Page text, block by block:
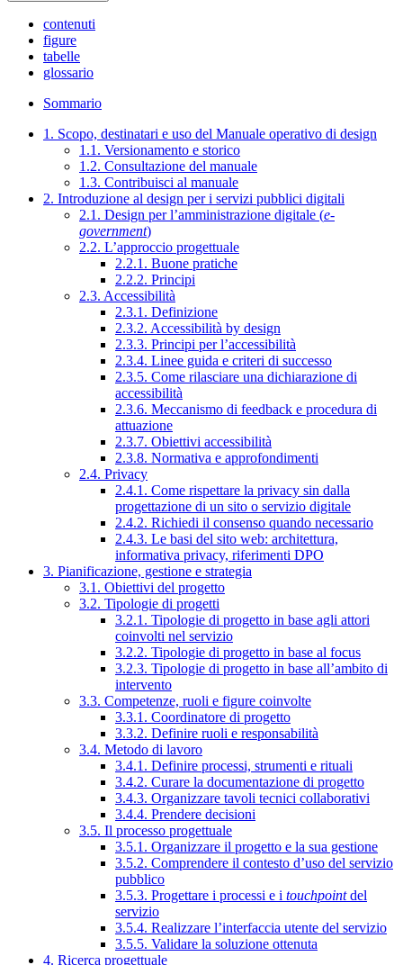
contenuti
figure
tabelle
glossario
Sommario
1. Scopo, destinatari e uso del Manuale operativo di design
1.1. Versionamento e storico
1.2. Consultazione del manuale
1.3. Contribuisci al manuale
2. Introduzione al design per i servizi pubblici digitali
2.1. Design per l’amministrazione digitale (e-
government)
2.2. L’approccio progettuale
2.2.1. Buone pratiche
2.2.2. Principi
2.3. Accessibilità
2.3.1. Definizione
2.3.2. Accessibilità by design
2.3.3. Principi per l’accessibilità
2.3.4. Linee guida e criteri di successo
2.3.5. Come rilasciare una dichiarazione di
accessibilità
2.3.6. Meccanismo di feedback e procedura di
attuazione
2.3.7. Obiettivi accessibilità
2.3.8. Normativa e approfondimenti
2.4. Privacy
2.4.1. Come rispettare la privacy sin dalla
progettazione di un sito o servizio digitale
2.4.2. Richiedi il consenso quando necessario
2.4.3. Le basi del sito web: architettura,
informativa privacy, riferimenti DPO
3. Pianificazione, gestione e strategia
3.1. Obiettivi del progetto
3.2. Tipologie di progetti
3.2.1. Tipologie di progetto in base agli attori
coinvolti nel servizio
3.2.2. Tipologie di progetto in base al focus
3.2.3. Tipologie di progetto in base all’ambito di
intervento
3.3. Competenze, ruoli e figure coinvolte
3.3.1. Coordinatore di progetto
3.3.2. Definire ruoli e responsabilità
3.4. Metodo di lavoro
3.4.1. Definire processi, strumenti e rituali
3.4.2. Curare la documentazione di progetto
3.4.3. Organizzare tavoli tecnici collaborativi
3.4.4. Prendere decisioni
3.5. Il processo progettuale
3.5.1. Organizzare il progetto e la sua gestione
3.5.2. Comprendere il contesto d’uso del servizio
pubblico
3.5.3. Progettare i processi e i touchpointdel
servizio
3.5.4. Realizzare l’interfaccia utente del servizio
3.5.5. Validare la soluzione ottenuta
4. Ricerca progettuale